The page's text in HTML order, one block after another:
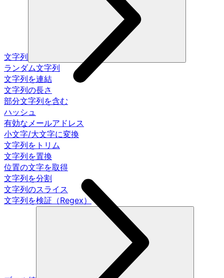
文字列
ランダム文字列
文字列を連結
文字列の長さ
部分文字列を含む
ハッシュ
有効なメールアドレス
小文字/大文字に変換
文字列をトリム
文字列を置換
位置の文字を取得
文字列を分割
文字列のスライス
文字列を検証（Regex）